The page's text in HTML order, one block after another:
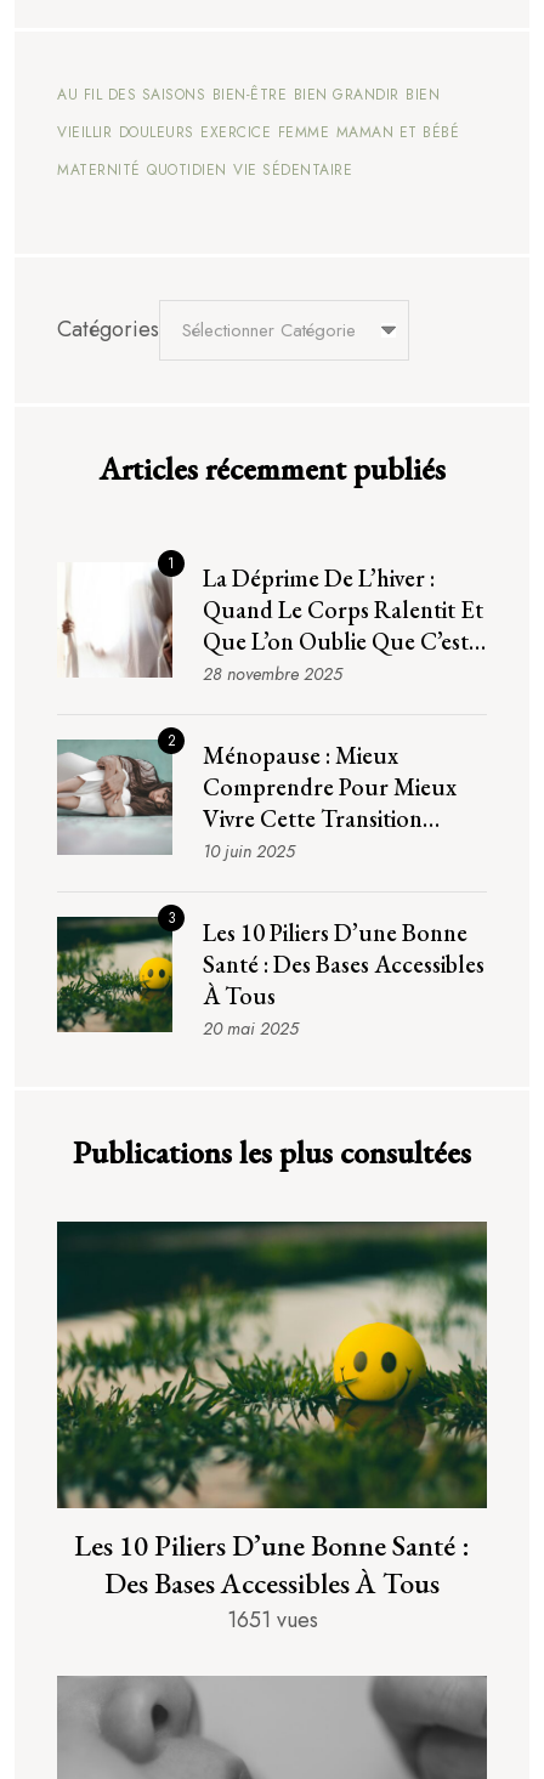
AU FIL DES SAISONS BIEN-ÊTRE BIEN GRANDIR BIEN
VIEILLIR DOULEURS EXERCICE FEMME MAMAN ET BÉBÉ
MATERNITÉ QUOTIDIEN VIE SÉDENTAIRE
Catégories
Articles récemment publiés
1
La Déprime De L’hiver :
Quand Le Corps Ralentit Et
Que L’on Oublie Que C’est
Normal
28 novembre 2025
2
Ménopause : Mieux
Comprendre Pour Mieux
Vivre Cette Transition
Naturelle
10 juin 2025
3
Les 10 Piliers D’une Bonne
Santé : Des Bases Accessibles
À Tous
20 mai 2025
Publications les plus consultées
Les 10 Piliers D’une Bonne Santé :
Des Bases Accessibles À Tous
1651 vues